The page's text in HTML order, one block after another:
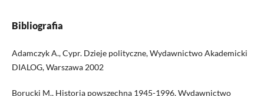
Bibliografia
Adamczyk A., Cypr. Dzieje polityczne, Wydawnictwo Akademicki
DIALOG, Warszawa 2002
Borucki M., Historia powszechna 1945-1996, Wydawnictwo